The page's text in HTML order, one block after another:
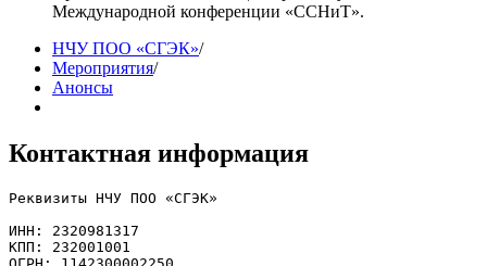
Международной конференции «ССНиТ».
НЧУ ПОО «СГЭК»/
Мероприятия/
Анонсы
Контактная информация
Реквизиты НЧУ ПОО «СГЭК»
ИНН: 2320981317
КПП: 232001001